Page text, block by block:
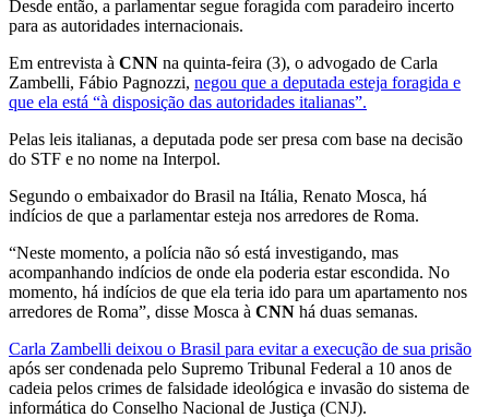
Desde então, a parlamentar segue foragida com paradeiro incerto
para as autoridades internacionais.
Em entrevista à CNN na quinta-feira (3), o advogado de Carla
Zambelli, Fábio Pagnozzi, negou que a deputada esteja foragida e
que ela está “à disposição das autoridades italianas”.
Pelas leis italianas, a deputada pode ser presa com base na decisão
do STF e no nome na Interpol.
Segundo o embaixador do Brasil na Itália, Renato Mosca, há
indícios de que a parlamentar esteja nos arredores de Roma.
“Neste momento, a polícia não só está investigando, mas
acompanhando indícios de onde ela poderia estar escondida. No
momento, há indícios de que ela teria ido para um apartamento nos
arredores de Roma”, disse Mosca à CNN há duas semanas.
Carla Zambelli deixou o Brasil para evitar a execução de sua prisão
após ser condenada pelo Supremo Tribunal Federal a 10 anos de
cadeia pelos crimes de falsidade ideológica e invasão do sistema de
informática do Conselho Nacional de Justiça (CNJ).